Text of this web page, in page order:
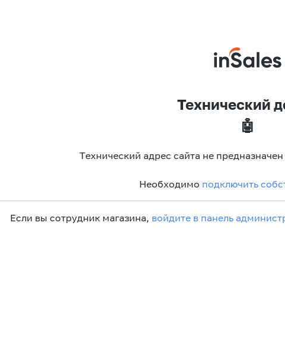
Технический
🤖
Технический адрес сайта не
Необходимо подключить
Если вы сотрудник магазина, войдите в панель